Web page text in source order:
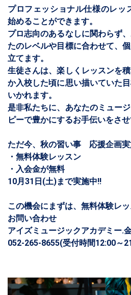
プロフェッショナル仕様のレッ
始めることができます。
プロ志向のあるなしに関わらず
たのレベルや目標に合わせて、
立てます。
生徒さんは、楽しくレッスンを
か入校した頃に思い描いていた
いかれます。
是非私たちに、あなたのミュー
ピーで豊かにするお手伝いをさ
ただ今、秋の習い事 応援企画実
・無料体験レッスン
・入会金が無料
10月31日(土)まで実施中!!
この機会にまずは、無料体験レ
お問い合わせ
アイズミュージックアカデミー.
052-265-8655(受付時間12:00～